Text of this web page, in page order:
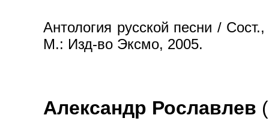
Антология русской песни /
М.: Изд-во Эксмо, 2005.
Александр Рославлев